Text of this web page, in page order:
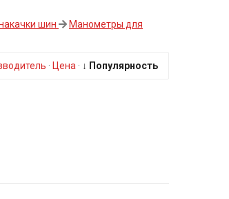
шин
Манометры для
· Цена · ↓ Популярность